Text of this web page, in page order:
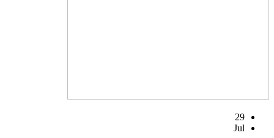
29
Jul